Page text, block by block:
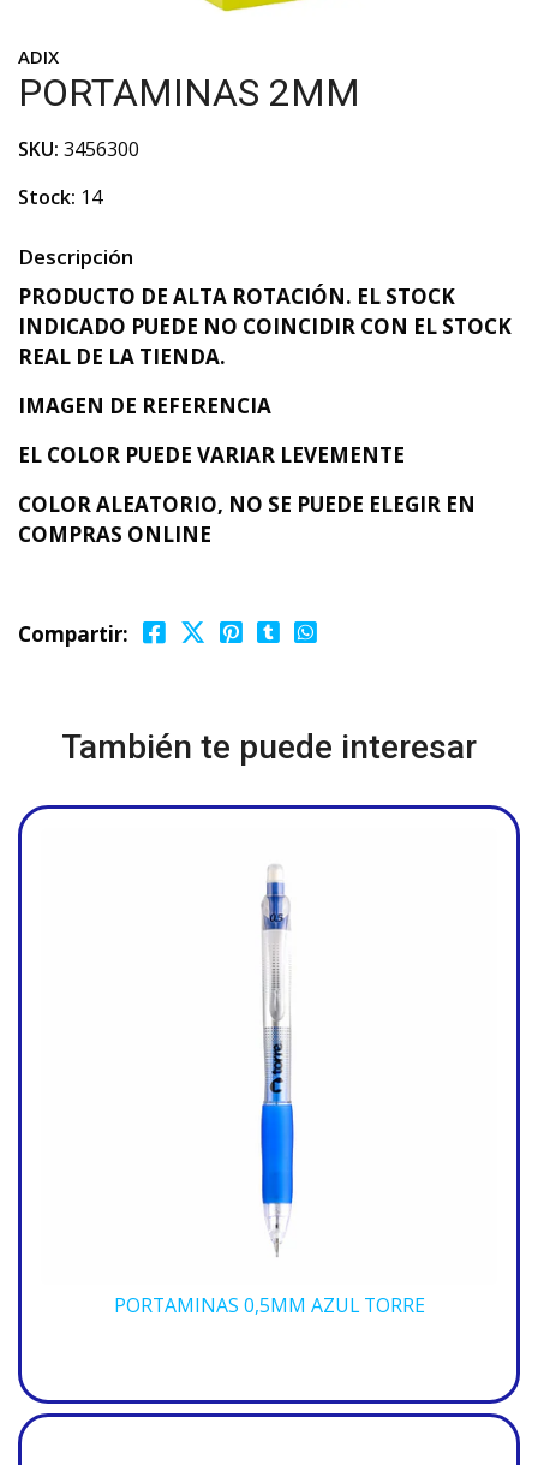
ADIX
PORTAMINAS 2MM
SKU: 3456300
Stock: 14
Descripción
PRODUCTO DE ALTA ROTACIÓN. EL STOCK
INDICADO PUEDE NO COINCIDIR CON EL STOCK
REAL DE LA TIENDA.
IMAGEN DE REFERENCIA
EL COLOR PUEDE VARIAR LEVEMENTE
COLOR ALEATORIO, NO SE PUEDE ELEGIR EN
COMPRAS ONLINE
Compartir:
También te puede interesar
PORTAMINAS 0,5MM AZUL TORRE